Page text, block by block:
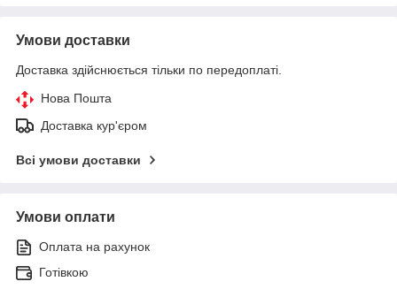
Умови доставки
Доставка здійснюється тільки по передоплаті.
Нова Пошта
Доставка кур'єром
Всі умови доставки
Умови оплати
Оплата на рахунок
Готівкою